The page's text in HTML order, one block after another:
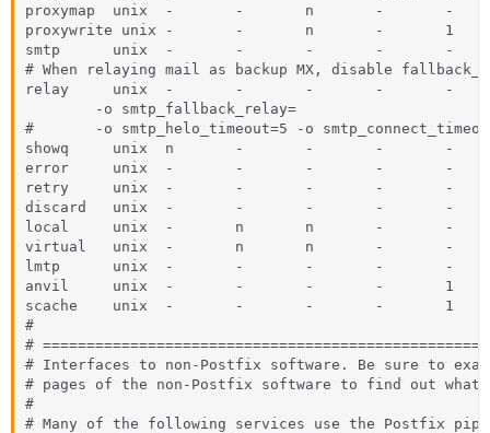
proxymap  unix  -       -       n       -       -
proxywrite unix -       -       n       -       1
smtp      unix  -       -       -       -       -
# When relaying mail as backup MX, disable
relay     unix  -       -       -       -       -
        -o smtp_fallback_relay=
#       -o smtp_helo_timeout=5 -o
showq     unix  n       -       -       -       -
error     unix  -       -       -       -       -
retry     unix  -       -       -       -       -
discard   unix  -       -       -       -       -
local     unix  -       n       n       -       -
virtual   unix  -       n       n       -       -
lmtp      unix  -       -       -       -       -
anvil     unix  -       -       -       -       1
scache    unix  -       -       -       -       1
#
#
# Interfaces to non-Postfix software. Be sure to
# pages of the non-Postfix software to find out
#
# Many of the following services use the Postfix